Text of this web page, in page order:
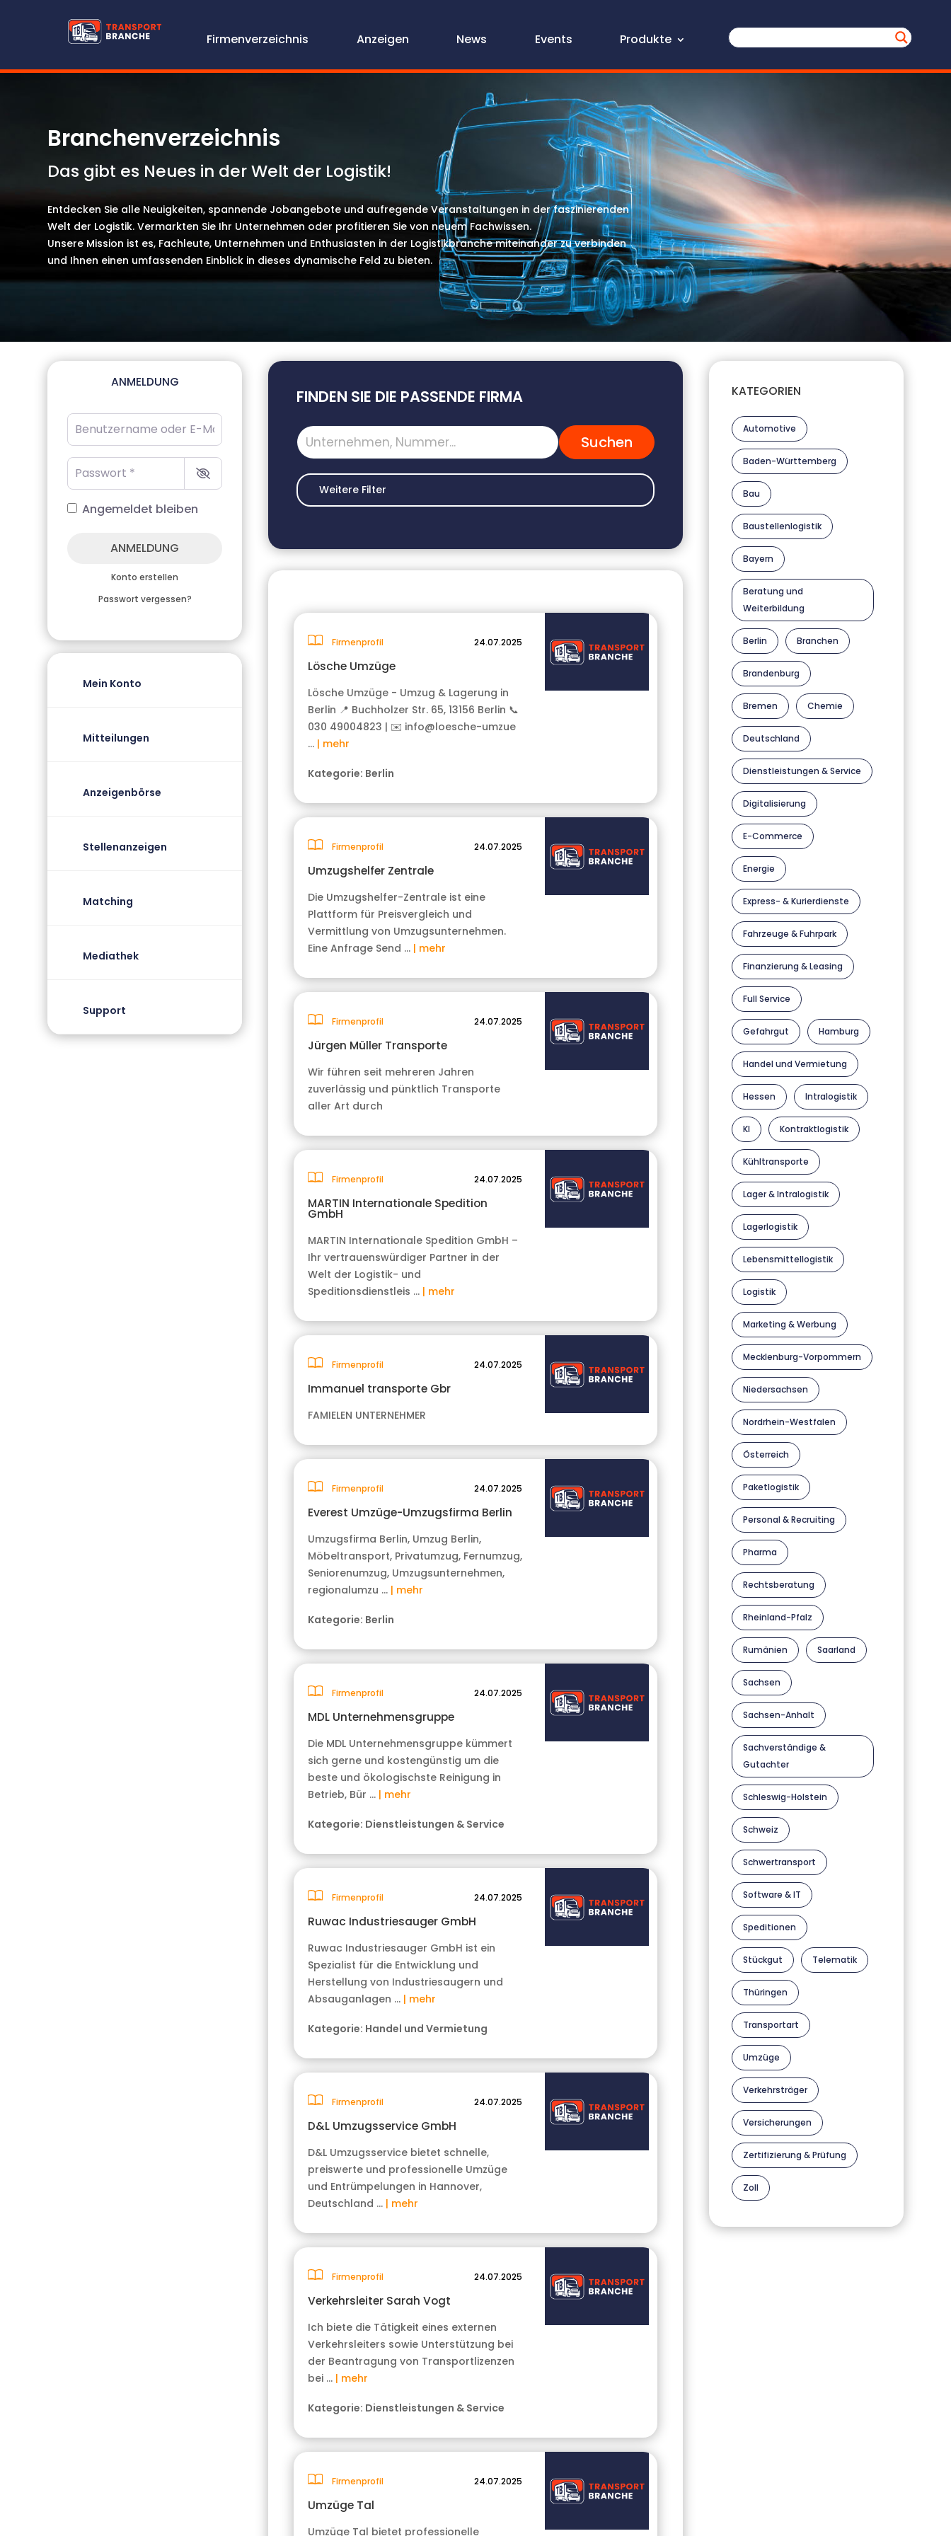
Firmenverzeichnis Anzeigen News Events Produkte
Branchenverzeichnis
Das gibt es Neues in der Welt der Logistik!
Entdecken Sie alle Neuigkeiten, spannende Jobangebote und aufregende Veranstaltungen in der faszinierenden
Welt der Logistik. Vermarkten Sie Ihr Unternehmen oder profitieren Sie von neuem Fachwissen.
Unsere Mission ist es, Fachleute, Unternehmen und Enthusiasten in der Logistikbranche miteinander zu verbinden
und Ihnen einen umfassenden Einblick in dieses dynamische Feld zu bieten.
ANMELDUNG
Benutzername oder E-Mail-Adresse
Passwort
Angemeldet bleiben
ANMELDUNG
Konto erstellen
Passwort vergessen?
Mein Konto
Mitteilungen
Anzeigenbörse
Stellenanzeigen
Matching
Mediathek
Support
FINDEN SIE DIE PASSENDE FIRMA
Weitere Filter
Firmenprofil 24.07.2025
Lösche Umzüge
Lösche Umzüge - Umzug & Lagerung in
Berlin 📍 Buchholzer Str. 65, 13156 Berlin 📞
030 49004823 | ✉️ info@loesche-umzue
… | mehr
Kategorie: Berlin
Firmenprofil 24.07.2025
Umzugshelfer Zentrale
Die Umzugshelfer-Zentrale ist eine
Plattform für Preisvergleich und
Vermittlung von Umzugsunternehmen.
Eine Anfrage Send … | mehr
Firmenprofil 24.07.2025
Jürgen Müller Transporte
Wir führen seit mehreren Jahren
zuverlässig und pünktlich Transporte
aller Art durch
Firmenprofil 24.07.2025
MARTIN Internationale Spedition
GmbH
MARTIN Internationale Spedition GmbH –
Ihr vertrauenswürdiger Partner in der
Welt der Logistik- und
Speditionsdienstleis … | mehr
Firmenprofil 24.07.2025
Immanuel transporte Gbr
FAMIELEN UNTERNEHMER
Firmenprofil 24.07.2025
Everest Umzüge-Umzugsfirma Berlin
Umzugsfirma Berlin, Umzug Berlin,
Möbeltransport, Privatumzug, Fernumzug,
Seniorenumzug, Umzugsunternehmen,
regionalumzu … | mehr
Kategorie: Berlin
Firmenprofil 24.07.2025
MDL Unternehmensgruppe
Die MDL Unternehmensgruppe kümmert
sich gerne und kostengünstig um die
beste und ökologischste Reinigung in
Betrieb, Bür … | mehr
Kategorie: Dienstleistungen & Service
Firmenprofil 24.07.2025
Ruwac Industriesauger GmbH
Ruwac Industriesauger GmbH ist ein
Spezialist für die Entwicklung und
Herstellung von Industriesaugern und
Absauganlagen … | mehr
Kategorie: Handel und Vermietung
Firmenprofil 24.07.2025
D&L Umzugsservice GmbH
D&L Umzugsservice bietet schnelle,
preiswerte und professionelle Umzüge
und Entrümpelungen in Hannover,
Deutschland … | mehr
Firmenprofil 24.07.2025
Verkehrsleiter Sarah Vogt
Ich biete die Tätigkeit eines externen
Verkehrsleiters sowie Unterstützung bei
der Beantragung von Transportlizenzen
bei … | mehr
Kategorie: Dienstleistungen & Service
Firmenprofil 24.07.2025
Umzüge Tal
Umzüge Tal bietet professionelle
KATEGORIEN
Automotive
Baden-Württemberg
Bau
Baustellenlogistik
Bayern
Beratung und
Weiterbildung
Berlin Branchen
Brandenburg
Bremen Chemie
Deutschland
Dienstleistungen & Service
Digitalisierung
E-Commerce
Energie
Express- & Kurierdienste
Fahrzeuge & Fuhrpark
Finanzierung & Leasing
Full Service
Gefahrgut Hamburg
Handel und Vermietung
Hessen Intralogistik
KI Kontraktlogistik
Kühltransporte
Lager & Intralogistik
Lagerlogistik
Lebensmittellogistik
Logistik
Marketing & Werbung
Mecklenburg-Vorpommern
Niedersachsen
Nordrhein-Westfalen
Österreich
Paketlogistik
Personal & Recruiting
Pharma
Rechtsberatung
Rheinland-Pfalz
Rumänien Saarland
Sachsen
Sachsen-Anhalt
Sachverständige &
Gutachter
Schleswig-Holstein
Schweiz
Schwertransport
Software & IT
Speditionen
Stückgut Telematik
Thüringen
Transportart
Umzüge
Verkehrsträger
Versicherungen
Zertifizierung & Prüfung
Zoll